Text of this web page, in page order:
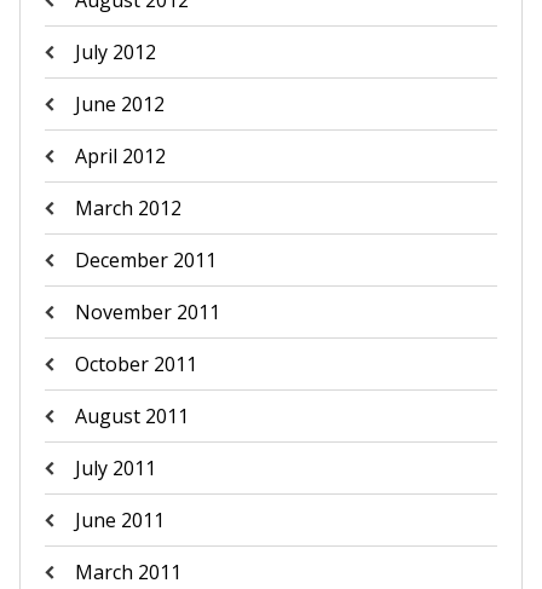
July 2012
June 2012
April 2012
March 2012
December 2011
November 2011
October 2011
August 2011
July 2011
June 2011
March 2011